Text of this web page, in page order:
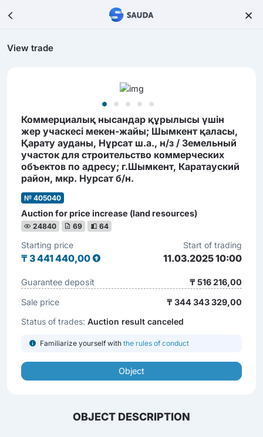
View trade
Коммерциалық нысандар құрылысы үшін
жер учаскесі мекен-жайы; Шымкент қаласы,
Қарату ауданы, Нұрсат ш.а., н/з / Земельный
участок для строительство коммерческих
объектов по адресу; г.Шымкент, Каратауский
район, мкр. Нурсат б/н.
№ 405040
Auction for price increase (land resources)
24840 69 64
Starting price
₸ 3 441 440,00
Start of trading
11.03.2025 10:00
Guarantee deposit
₸ 516 216,00
Sale price
₸ 344 343 329,00
Status of trades: Auction result canceled
Familiarize yourself with the rules of conduct
Object
OBJECT DESCRIPTION